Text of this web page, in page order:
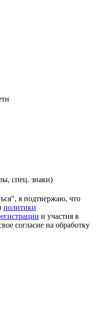
спец. знаки)
я подтвержаю, что
политики
и участия в
согласие на обработку